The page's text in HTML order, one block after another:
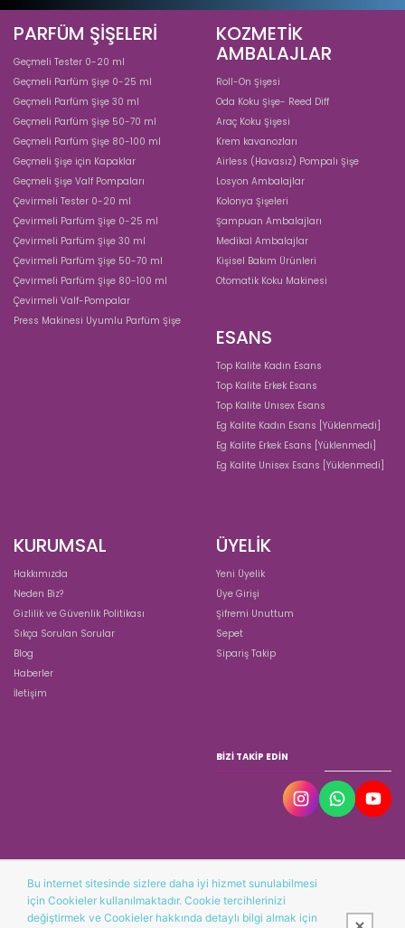
PARFÜM ŞİŞELERİ
Geçmeli Tester 0-20 ml
Geçmeli Parfüm Şişe 0-25 ml
Geçmeli Parfüm Şişe 30 ml
Geçmeli Parfüm Şişe 50-70 ml
Geçmeli Parfüm Şişe 80-100 ml
Geçmeli Şişe için Kapaklar
Geçmeli Şişe Valf Pompaları
Çevirmeli Tester 0-20 ml
Çevirmeli Parfüm Şişe 0-25 ml
Çevirmeli Parfüm Şişe 30 ml
Çevirmeli Parfüm Şişe 50-70 ml
Çevirmeli Parfüm Şişe 80-100 ml
Çevirmeli Valf-Pompalar
Press Makinesi Uyumlu Parfüm Şişe
KOZMETİK
AMBALAJLAR
Roll-On Şişesi
Oda Koku Şişe- Reed Diff
Araç Koku Şişesi
Krem kavanozları
Airless (Havasız) Pompalı Şişe
Losyon Ambalajlar
Kolonya Şişeleri
Şampuan Ambalajları
Medikal Ambalajlar
Kişisel Bakım Ürünleri
Otomatik Koku Makinesi
ESANS
Top Kalite Kadın Esans
Top Kalite Erkek Esans
Top Kalite Unısex Esans
Eg Kalite Kadın Esans [Yüklenmedi]
Eg Kalite Erkek Esans [Yüklenmedi]
Eg Kalite Unisex Esans [Yüklenmedi]
KURUMSAL
Hakkımızda
Neden Biz?
Gizlilik ve Güvenlik Politikası
Sıkça Sorulan Sorular
Blog
Haberler
İletişim
ÜYELİK
Yeni Üyelik
Üye Girişi
Şifremi Unuttum
Sepet
Sipariş Takip
BIZI TAKIP EDIN
Bu internet sitesinde sizlere daha iyi hizmet sunulabilmesi
için Cookieler kullanılmaktadır. Cookie tercihlerinizi
değiştirmek ve Cookieler hakkında detaylı bilgi almak için